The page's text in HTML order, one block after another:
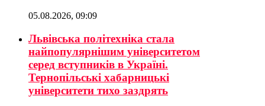
05.08.2026, 09:09
Львівська політехніка стала
найпопулярнішим університетом
серед вступників в Україні.
Тернопільські хабарницькі
університети тихо заздрять